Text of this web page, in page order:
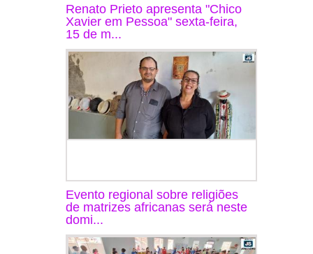
Renato Prieto apresenta "Chico
Xavier em Pessoa" sexta-feira,
15 de m...
Evento regional sobre religiões
de matrizes africanas será neste
domi...